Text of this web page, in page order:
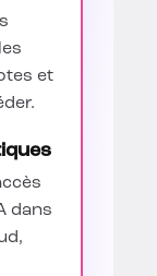
et
dans